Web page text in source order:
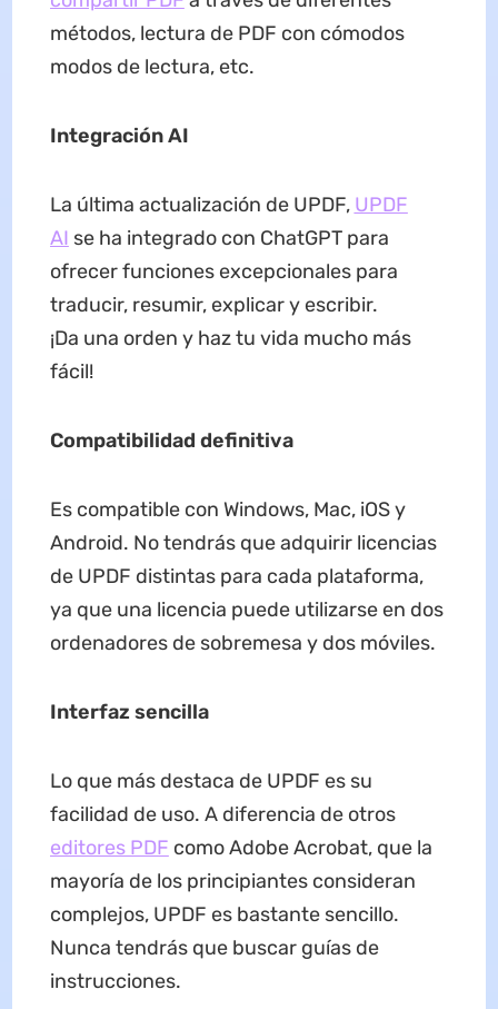
métodos, lectura de PDF con cómodos
modos de lectura, etc.
IntegraciónAI
La última actualización de UPDF, UPDF
AI se ha integrado con ChatGPT para
ofrecer funciones excepcionales para
traducir, resumir, explicar y escribir.
¡Da una orden y haz tu vida mucho más
fácil!
Compatibilidad definitiva
Es compatible con Windows, Mac, iOS y
Android. No tendrás que adquirir licencias
de UPDF distintas para cada plataforma,
ya que una licencia puede utilizarse en dos
ordenadores de sobremesa y dos móviles.
Interfaz sencilla
Lo que más destaca de UPDF es su
facilidad de uso. A diferencia de otros
editores PDF como Adobe Acrobat, que la
mayoría de los principiantes consideran
complejos, UPDF es bastante sencillo.
Nunca tendrás que buscar guías de
instrucciones.